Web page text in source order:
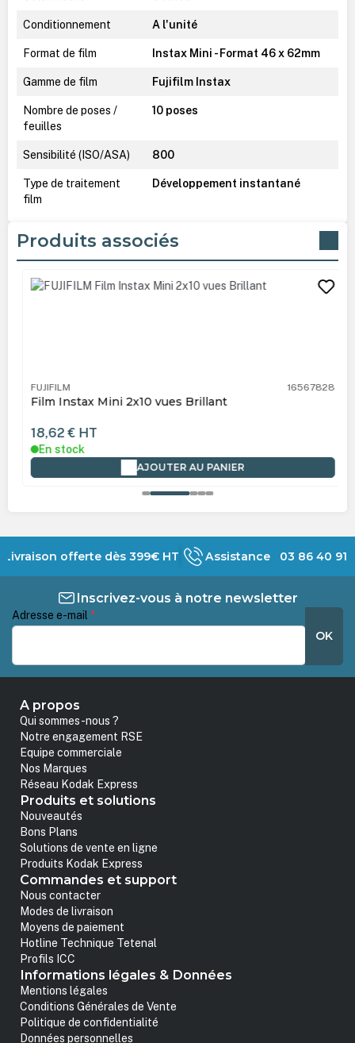
Conditionnement A l'unité
Format de film Instax Mini - Format 46 x 62mm
Gamme de film Fujifilm Instax
Nombre de poses /
feuilles
10 poses
Sensibilité (ISO/ASA) 800
Type de traitement
film
Développement instantané
Produits associés
Ignorer la galerie de produits
FUJIFILM 16567828
Film Instax Mini 2x10 vues Brillant
18,62 €HT
En stock
AJOUTER AU PANIER
Livraison offerte dès 399€ HT Assistance 03 86 40 91
Inscrivez-vous à notre newsletter
Adresse e-mail *
OK
A propos
Qui sommes-nous ?
Notre engagement RSE
Equipe commerciale
Nos Marques
Réseau Kodak Express
Produits et solutions
Nouveautés
Bons Plans
Solutions de vente en ligne
Produits Kodak Express
Commandes et support
Nous contacter
Modes de livraison
Moyens de paiement
Hotline Technique Tetenal
Profils ICC
Informations légales & Données
Mentions légales
Conditions Générales de Vente
Politique de confidentialité
Données personnelles